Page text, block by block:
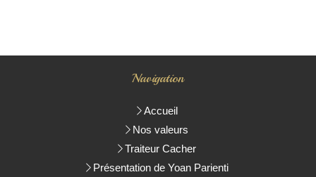
Navigation
Accueil
Nos valeurs
Traiteur Cacher
Présentation de Yoan Parienti